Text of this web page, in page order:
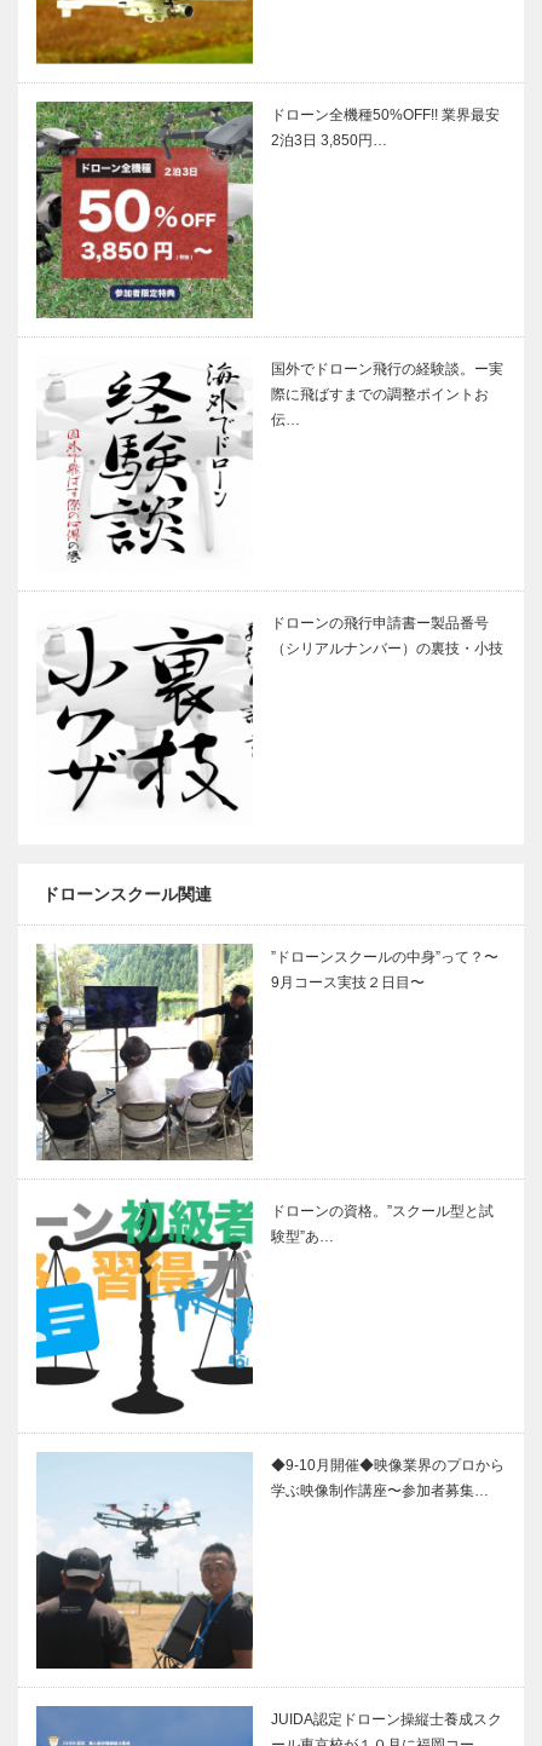
ドローン全機種50%OFF!! 業界最安
2泊3日 3,850円…
国外でドローン飛行の経験談。ー実
際に飛ばすまでの調整ポイントお
伝…
ドローンの飛行申請書ー製品番号
（シリアルナンバー）の裏技・小技
ドローンスクール関連
”ドローンスクールの中身”って？〜
9月コース実技２日目〜
ドローンの資格。”スクール型と試
験型”あ…
◆9-10月開催◆映像業界のプロから
学ぶ映像制作講座〜参加者募集…
JUIDA認定ドローン操縦士養成スク